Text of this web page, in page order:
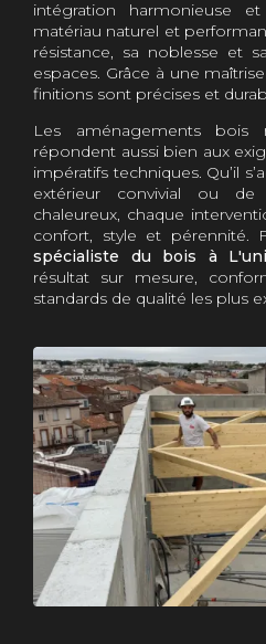
intégration harmonieuse
matériau naturel et
résistance, sa noblesse et
espaces. Grâce à une
finitions sont précises et
Les aménagements bois
répondent aussi bien aux
impératifs techniques. Qu’il
extérieur convivial ou
chaleureux, chaque
confort, style et pérennité.
spécialiste du bois à
résultat sur mesure,
standards de qualité les plus